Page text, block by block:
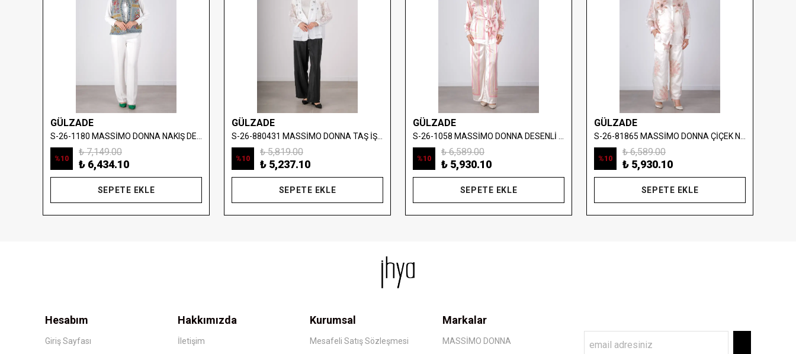
GÜLZADE
%10
₺ 7,149.00
₺ 6,434.10
SEPETE EKLE
GÜLZADE
%10
₺ 5,819.00
₺ 5,237.10
SEPETE EKLE
GÜLZADE
%10
₺ 6,589.00
₺ 5,930.10
SEPETE EKLE
GÜLZADE
%10
₺ 6,589.00
₺ 5,930.10
SEPETE EKLE
Hesabım
Giriş Sayfası
Hakkımızda
İletişim
Kurumsal
Mesafeli Satış Sözleşmesi
Markalar
MASSİMO DONNA